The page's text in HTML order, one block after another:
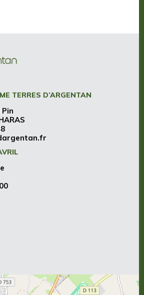
TERRES D’ARGENTAN